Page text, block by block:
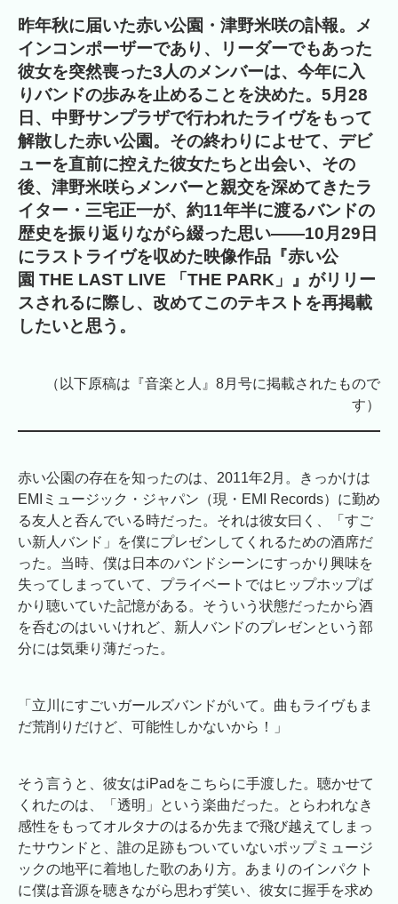
昨年秋に届いた赤い公園・津野米咲の訃報。メ
インコンポーザーであり、リーダーでもあった
彼女を突然喪った3人のメンバーは、今年に入
りバンドの歩みを止めることを決めた。5月28
日、中野サンプラザで行われたライヴをもって
解散した赤い公園。その終わりによせて、デビ
ューを直前に控えた彼女たちと出会い、その
後、津野米咲らメンバーと親交を深めてきたラ
イター・三宅正一が、約11年半に渡るバンドの
歴史を振り返りながら綴った思い――10月29日
にラストライヴを収めた映像作品『赤い公
園 THE LAST LIVE 「THE PARK」』がリリー
スされるに際し、改めてこのテキストを再掲載
したいと思う。
（以下原稿は『音楽と人』8月号に掲載されたもので
す）
赤い公園の存在を知ったのは、2011年2月。きっかけは
EMIミュージック・ジャパン（現・EMI Records）に勤め
る友人と呑んでいる時だった。それは彼女曰く、「すご
い新人バンド」を僕にプレゼンしてくれるための酒席だ
った。当時、僕は日本のバンドシーンにすっかり興味を
失ってしまっていて、プライベートではヒップホップば
かり聴いていた記憶がある。そういう状態だったから酒
を呑むのはいいけれど、新人バンドのプレゼンという部
分には気乗り薄だった。
「立川にすごいガールズバンドがいて。曲もライヴもま
だ荒削りだけど、可能性しかないから！」
そう言うと、彼女はiPadをこちらに手渡した。聴かせて
くれたのは、「透明」という楽曲だった。とらわれなき
感性をもってオルタナのはるか先まで飛び越えてしまっ
たサウンドと、誰の足跡もついていないポップミュージ
ックの地平に着地した歌のあり方。あまりのインパクト
に僕は音源を聴きながら思わず笑い、彼女に握手を求め